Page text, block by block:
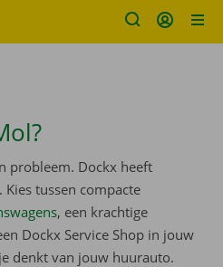
probleem. Dockx heeft
tussen compacte
, een krachtige
Dockx Service Shop in jouw
denkt van jouw huurauto.